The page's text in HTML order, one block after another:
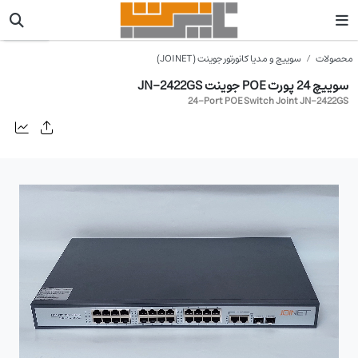
محصولات سوییچ و مدیا کانورتور جوینت (JOINET)
سوییچ 24 پورت POE جوینت JN-2422GS
24-Port POE Switch Joint JN-2422GS
JOINET